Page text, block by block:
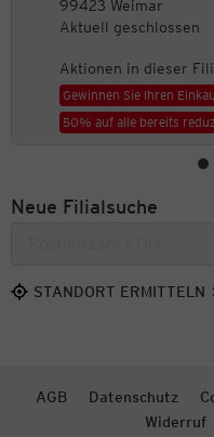
99423 Weimar
Aktuell geschlossen
Aktionen in dieser
Gewinnen Sie Ihren
50% auf alle bereits
Neue Filialsuche
STANDORT ERMITTELN
AGB Datenschutz
Widerruf